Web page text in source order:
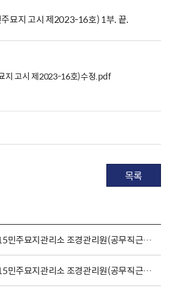
묘지 고시 제2023-16호) 1부. 끝.
지 고시 제2023-16호)수정.pdf
목록
국립3˙15민주묘지관리소 조경관리원(공무직근로자) 채용 공고
국립3˙15민주묘지관리소 조경관리원(공무직근로자) 채용 공고